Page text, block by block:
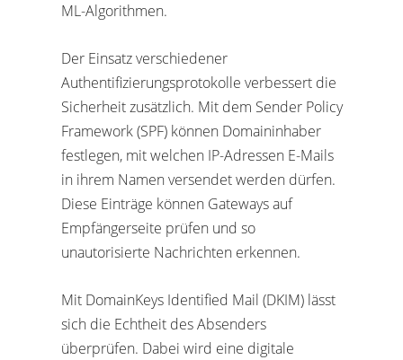
ML-Algorithmen.
Der Einsatz verschiedener
Authentifizierungsprotokolle verbessert die
Sicherheit zusätzlich. Mit dem Sender Policy
Framework (SPF) können Domaininhaber
festlegen, mit welchen IP-Adressen E-Mails
in ihrem Namen versendet werden dürfen.
Diese Einträge können Gateways auf
Empfängerseite prüfen und so
unautorisierte Nachrichten erkennen.
Mit DomainKeys Identified Mail (DKIM) lässt
sich die Echtheit des Absenders
überprüfen. Dabei wird eine digitale